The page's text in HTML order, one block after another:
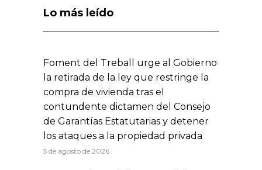
Lo más leído
Foment del Treball urge al Gobierno
la retirada de la ley que restringe la
compra de vivienda tras el
contundente dictamen del Consejo
de Garantías Estatutarias y detener
los ataques a la propiedad privada
5 de agosto de 2026